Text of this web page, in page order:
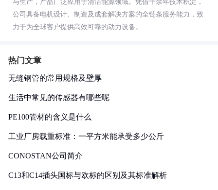
与生产，产品广泛应用于清洁能源领域。凭借十余年技术积淀，
公司具备电机设计、制造及成套解决方案的全链条服务能力，致
力于为全球客户提供高效可靠的动力设备。
热门文章
无缝钢管的常用规格及壁厚
生活中常见的传感器有哪些呢
PE100管材的含义是什么
工业厂房载重标准：一平方米能承受多少公斤
CONOSTAN公司简介
C13和C14插头国标与欧标的区别及其标准解析